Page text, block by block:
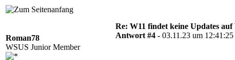
Roman78
WSUS Junior Member
Re: W11 findet keine Updates auf
Antwort #4 - 03.11.23 um 12:41:25